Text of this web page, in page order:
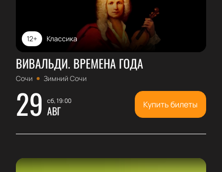
Классика
12+
ВИВАЛЬДИ. ВРЕМЕНА ГОДА
Сочи Зимний Сочи
29 сб, 19:00
АВГ Купить билеты